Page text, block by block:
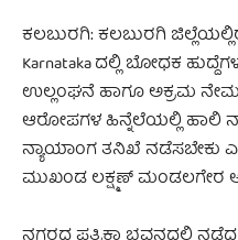
ಕಲಬುರಗಿ: ಕಲಬುರಗಿ
Karnataka ದಲ್ಲಿ ಬೋಧಕ
ಉಲ್ಲಂಘನೆ ಹಾಗೂ ಅಕ್ರಮ
ಆರೋಪಗಳ ಹಿನ್ನೆಲೆಯಲ್ಲಿ ಹಾಲಿ
ನ್ಯಾಯಾಂಗ ತನಿಖೆ ನಡೆಸಬೇಕು
ಮುಖಂಡ ಲಕ್ಷ್ಮಣ್ ಮಂಡಲಗೇರ